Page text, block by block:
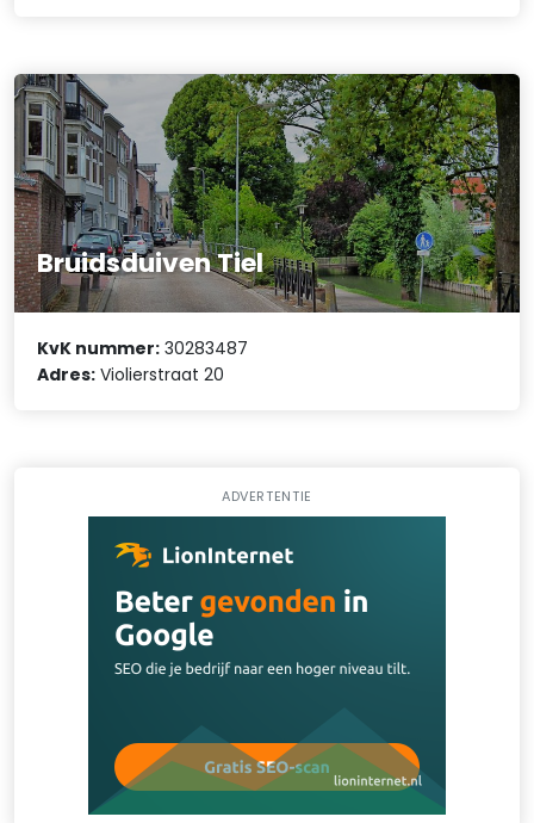
Bruidsduiven Tiel
KvK nummer: 30283487
Adres: Violierstraat 20
ADVERTENTIE